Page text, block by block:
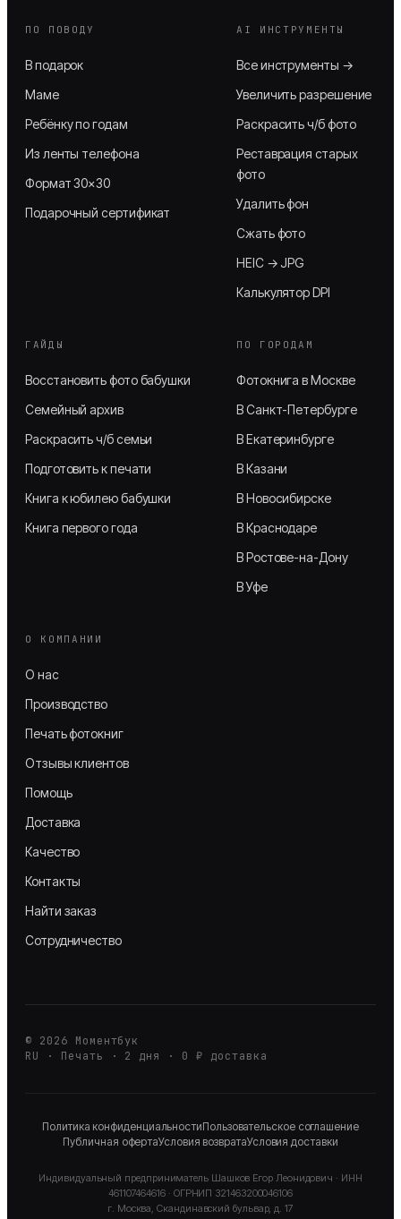
ПО ПОВОДУ
В подарок
Маме
Ребёнку по годам
Из ленты телефона
Формат 30×30
Подарочный сертификат
AI ИНСТРУМЕНТЫ
Все инструменты →
Увеличить разрешение
Раскрасить ч/б фото
Реставрация старых
фото
Удалить фон
Сжать фото
HEIC → JPG
Калькулятор DPI
ГАЙДЫ
Восстановить фото бабушки
Семейный архив
Раскрасить ч/б семьи
Подготовить к печати
Книга к юбилею бабушки
Книга первого года
ПО ГОРОДАМ
Фотокнига в Москве
В Санкт-Петербурге
В Екатеринбурге
В Казани
В Новосибирске
В Краснодаре
В Ростове-на-Дону
В Уфе
О КОМПАНИИ
О нас
Производство
Печать фотокниг
Отзывы клиентов
Помощь
Доставка
Качество
Контакты
Найти заказ
Сотрудничество
© 2026
Моментбук
RU · Печать · 2 дня · 0 ₽ доставка
Политика конфиденциальностиПользовательское соглашение
Публичная офертаУсловия возвратаУсловия доставки
Индивидуальный предприниматель Шашков Егор Леонидович · ИНН
461107464616 · ОГРНИП 321463200046106
г. Москва, Скандинавский бульвар, д. 17